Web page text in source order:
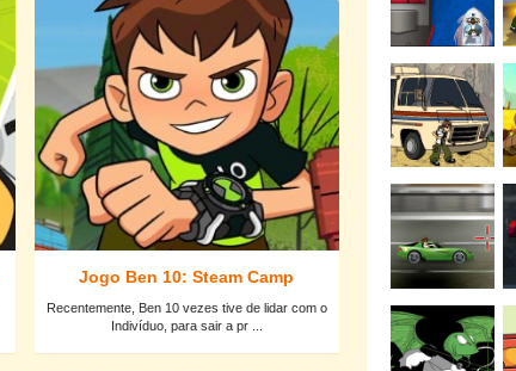
Jogo Ben 10: Steam Camp
Recentemente, Ben 10 vezes tive de lidar com o
Indivíduo, para sair a pr ...